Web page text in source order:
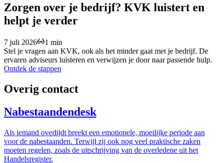
Zorgen over je bedrijf? KVK luistert en
helpt je verder
7 juli 2026
1 min
Stel je vragen aan KVK, ook als het minder gaat met je bedrijf. De
ervaren adviseurs luisteren en verwijzen je door naar passende hulp.
Ontdek de stappen
Overig contact
Nabestaandendesk
Als iemand overlijdt breekt een emotionele, moeilijke periode aan
voor de nabestaanden. Terwijl zij ook nog veel praktische zaken
moeten regelen, zoals de uitschrijving van de overledene uit het
Handelsregister.